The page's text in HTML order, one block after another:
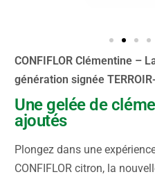
CONFIFLOR Clémentine –
génération signée
Une gelée de
ajoutés
Plongez dans une
CONFIFLOR citron, la